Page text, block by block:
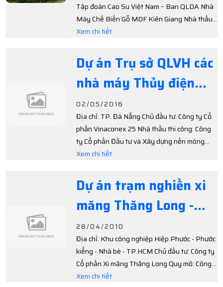
Tập đoàn Cao Su Việt Nam – Ban QLDA Nhà
Máy Chế Biến Gỗ MDF Kiên Giang Nhà thầu
thi công: Công ty cổ phần Đầu tư & Xây dựng
2015
Xem chi tiết
Dự án Trụ sở QLVH các
nhà máy Thủy điện
trên Sông Bung và
Công ty CP Thủy điện
A Vương- Genco 2 Tại
TP Đà Nẵng
02/05/2016
Địa chỉ: TP. Đà Nẵng Chủ đầu tư: Công ty Cổ
phần Vinaconex 25 Nhà thầu thi công: Công
ty Cổ phần Đầu tư và Xây dựng nền móng
Phú Sỹ Tiến độ thực hiện: 70 ngày
Xem chi tiết
Dự án trạm nghiền xi
măng Thăng Long -
Hiệp Phước - Nhà Bè
28/04/2010
Địa chỉ: Khu công nghiệp Hiệp Phước - Phước
kiểng - Nhà bè - TP.HCM Chủ đầu tư: Công ty
Cổ phần Xi măng Thăng Long Quy mô: Công
suất 3000 tấn/ngày Nhà thầu thiết kế phần
Xem chi tiết